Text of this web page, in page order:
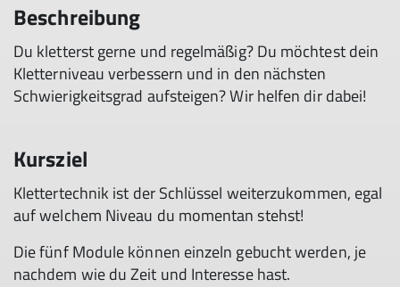
Beschreibung
Du kletterst gerne und regelmäßig? Du möchtest dein
Kletterniveau verbessern und in den nächsten
Schwierigkeitsgrad aufsteigen? Wir helfen dir dabei!
Kursziel
Klettertechnik ist der Schlüssel weiterzukommen, egal
auf welchem Niveau du momentan stehst!
Die fünf Module können einzeln gebucht werden, je
nachdem wie du Zeit und Interesse hast.